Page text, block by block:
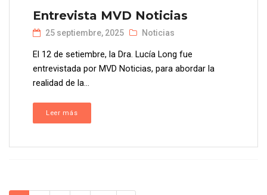
Entrevista MVD Noticias
25 septiembre, 2025 Noticias
El 12 de setiembre, la Dra. Lucía Long fue
entrevistada por MVD Noticias, para abordar la
realidad de la...
Leer más